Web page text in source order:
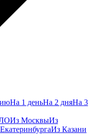
На 1 деньНа 2 дняНа 3
Из МосквыИз
Из Казани